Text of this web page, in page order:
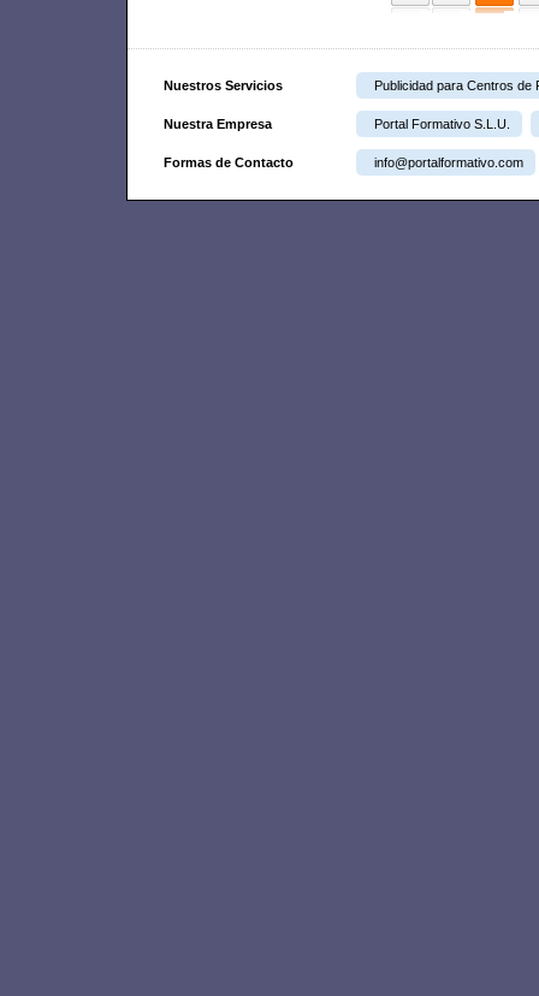
Nuestros Servicios Publicidad para Centros de
Nuestra Empresa Portal Formativo S.L.U.
Formas de Contacto info@portalformativo.com